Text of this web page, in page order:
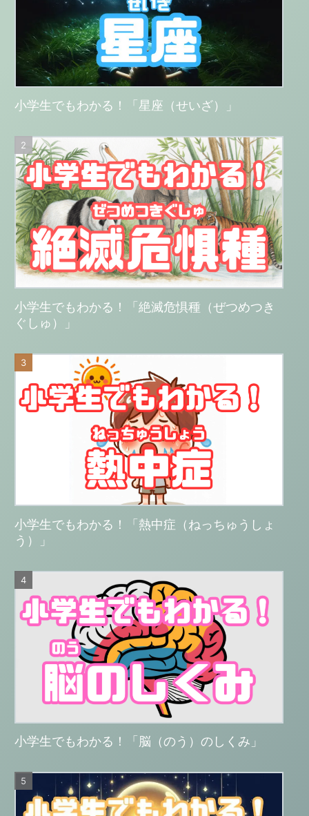
小学生でもわかる！「星座（せいざ）」
小学生でもわかる！「絶滅危惧種（ぜつめつき
ぐしゅ）」
小学生でもわかる！「熱中症（ねっちゅうしょ
う）」
小学生でもわかる！「脳（のう）のしくみ」